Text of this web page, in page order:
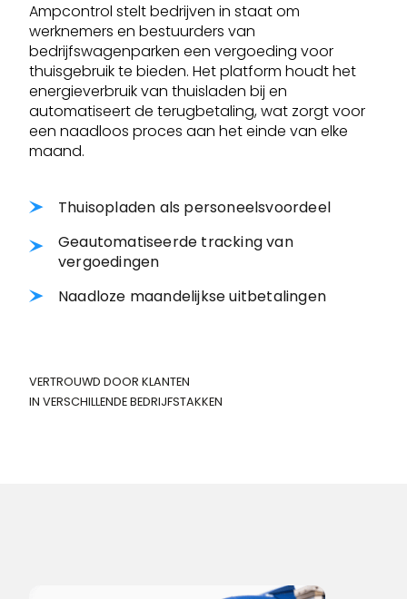
Ampcontrol stelt bedrijven in staat om
werknemers en bestuurders van
bedrijfswagenparken een vergoeding voor
thuisgebruik te bieden. Het platform houdt het
energieverbruik van thuisladen bij en
automatiseert de terugbetaling, wat zorgt voor
een naadloos proces aan het einde van elke
maand.
Thuisopladen als personeelsvoordeel
Geautomatiseerde tracking van
vergoedingen
Naadloze maandelijkse uitbetalingen
VERTROUWD DOOR KLANTEN
IN VERSCHILLENDE BEDRIJFSTAKKEN